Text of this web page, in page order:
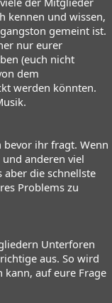
kennen und wissen,
gemeint ist.
nur eurer
(euch nicht
dem
werden könnten.
bevor ihr fragt. Wenn
anderen viel
aber die schnellste
Problems zu
Unterforen
aus. So wird
kann, auf eure Frage